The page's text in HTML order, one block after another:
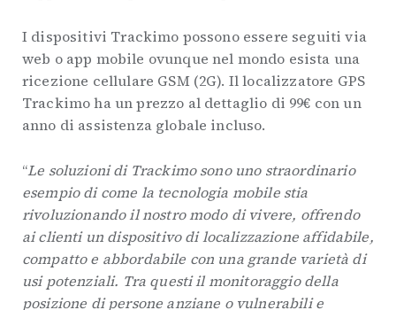
I dispositivi Trackimo possono essere seguiti via
web o app mobile ovunque nel mondo esista una
ricezione cellulare GSM (2G). Il localizzatore GPS
Trackimo ha un prezzo al dettaglio di 99€ con un
anno di assistenza globale incluso.
“Le soluzioni di Trackimo sono uno straordinario
esempio di come la tecnologia mobile stia
rivoluzionando il nostro modo di vivere, offrendo
ai clienti un dispositivo di localizzazione affidabile,
compatto e abbordabile con una grande varietà di
usi potenziali. Tra questi il monitoraggio della
posizione di persone anziane o vulnerabili e